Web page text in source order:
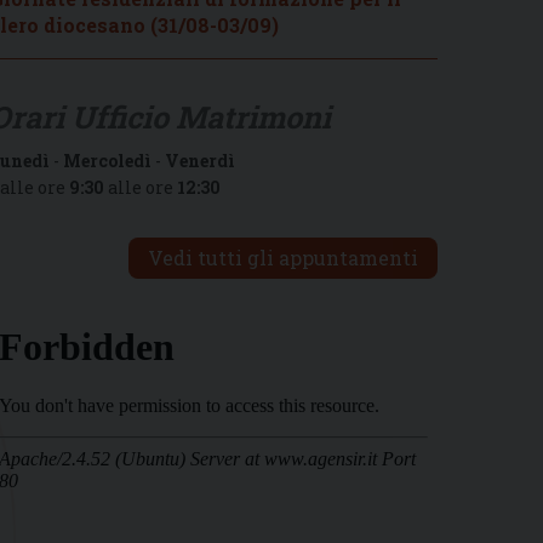
diocesano (31/08-03/09)
- Mercoledì - Venerdì
ore 9:30 alle ore 12:30
Vedi tutti gli appuntamenti